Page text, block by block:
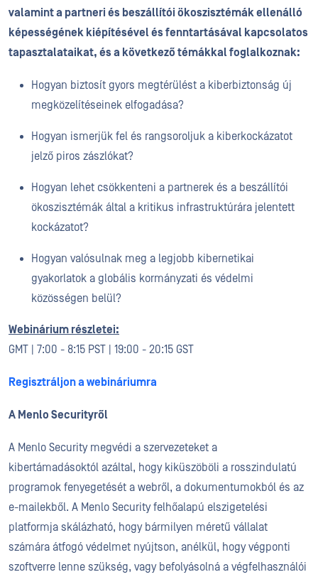
valamint a partneri és beszállítói ökoszisztémák ellenálló
képességének kiépítésével és fenntartásával kapcsolatos
tapasztalataikat, és a következő témákkal foglalkoznak:
Hogyan biztosít gyors megtérülést a kiberbiztonság új
megközelítéseinek elfogadása?
Hogyan ismerjük fel és rangsoroljuk a kiberkockázatot
jelző piros zászlókat?
Hogyan lehet csökkenteni a partnerek és a beszállítói
ökoszisztémák által a kritikus infrastruktúrára jelentett
kockázatot?
Hogyan valósulnak meg a legjobb kibernetikai
gyakorlatok a globális kormányzati és védelmi
közösségen belül?
Webinárium részletei:
GMT | 7:00 - 8:15 PST | 19:00 - 20:15 GST
Regisztráljon a webináriumra
A Menlo Securityről
A Menlo Security megvédi a szervezeteket a
kibertámadásoktól azáltal, hogy kiküszöböli a rosszindulatú
programok fenyegetését a webről, a dokumentumokból és az
e-mailekből. A Menlo Security felhőalapú elszigetelési
platformja skálázható, hogy bármilyen méretű vállalat
számára átfogó védelmet nyújtson, anélkül, hogy végponti
szoftverre lenne szükség, vagy befolyásolná a végfelhasználói